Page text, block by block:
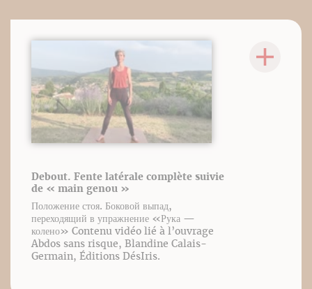
Debout. Fente latérale complète suivie
de « main genou »
Положение стоя. Боковой выпад,
переходящий в упражнение «Рука —
колено» Contenu vidéo lié à l’ouvrage
Abdos sans risque, Blandine Calais-
Germain, Éditions DésIris.